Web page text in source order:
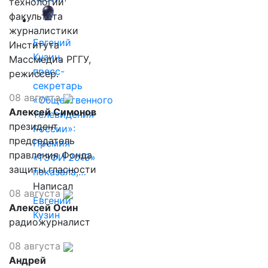
Евгений
Кузин,
пресс-
секретарь
«Общественного
телевидения
России»:
Премия
«ТЭФИ 2019»
показала,…
Написал
Евгений
Кузин
факультета
журналистики
Института
Массмедиа РГГУ,
режиссер.
08 августа
Алексей Симонов
президент,
председатель
правления Фонда
защиты гласности
08 августа
Алексей Осин
радиожурналист
08 августа
Андрей